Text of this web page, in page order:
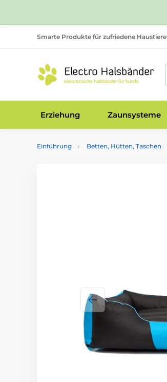
Smarte Produkte für zufriedene Haustiere
Erziehung Zaunsysteme
Einführung Betten, Hütten, Taschen